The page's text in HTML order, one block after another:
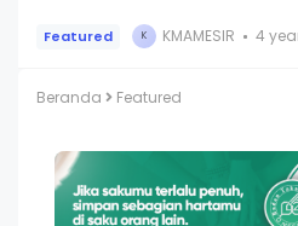
Featured K KMAMESIR 4
Beranda Featured